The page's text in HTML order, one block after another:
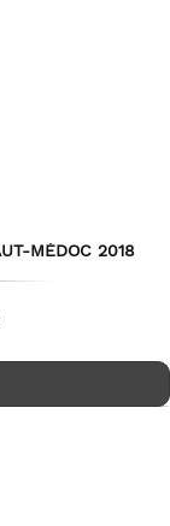
MÉDOC 2018